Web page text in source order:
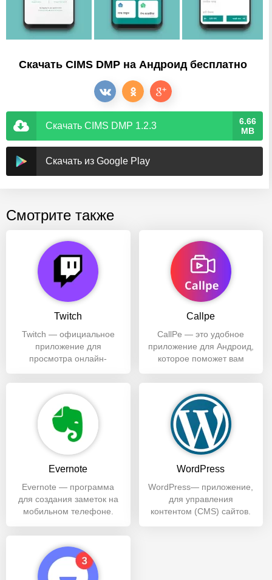
Скачать CIMS DMP на Андроид бесплатно
Скачать CIMS DMP 1.2.3
6.66
MB
Скачать из Google Play
Смотрите также
Twitch
Twitch — официальное
приложение для
просмотра онлайн-
одноименного сайта и
площадка для
Callpe
CallPe — это удобное
приложение для Андроид,
которое поможет вам
вашими
Evernote
Evernote — программа
для создания заметок на
мобильном телефоне.
книжка с
WordPress
WordPress— приложение,
для управления
контентом (CMS) сайтов.